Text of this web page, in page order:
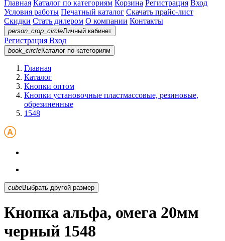
Главная Каталог по категориям Корзина Регистрация Вход
Условия работы Печатный каталог Скачать прайс-лист
Скидки Стать дилером О компании Контакты
person_crop_circleЛичный кабинет
Регистрация Вход
book_circleКаталог по категориям
Главная
Каталог
Кнопки оптом
Кнопки установочные пластмассовые, резиновые,
обрезиненные
1548
cubeВыбрать другой размер
Кнопка альфа, омега 20мм
черный 1548